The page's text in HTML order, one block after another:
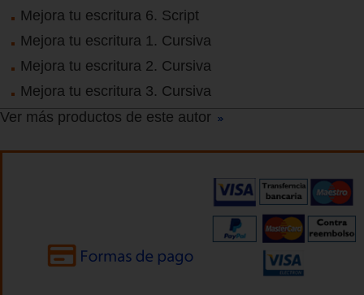
Mejora tu escritura 6. Script
Mejora tu escritura 1. Cursiva
Mejora tu escritura 2. Cursiva
Mejora tu escritura 3. Cursiva
Ver más productos de este autor